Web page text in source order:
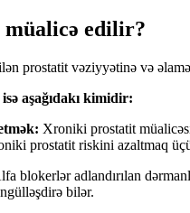
edilir?
prostatit vəziyyətinə və
aşağıdakı kimidir:
Xroniki prostatit
prostatit riskini azaltmaq
blokerlər adlandırılan
bilər.